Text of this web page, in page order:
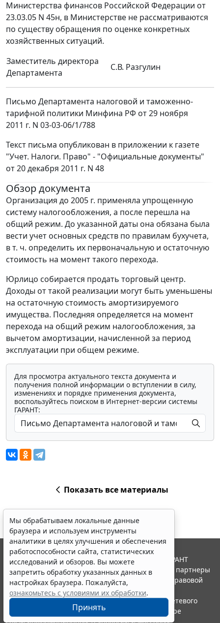
Министерства финансов Российской Федерации от
23.03.05 N 45н, в Министерстве не рассматриваются
по существу обращения по оценке конкретных
хозяйственных ситуаций.
Заместитель директора
Департамента
С.В. Разгулин
Письмо Департамента налоговой и таможенно-
тарифной политики Минфина РФ от 29 ноября
2011 г. N 03-03-06/1/788
Текст письма опубликован в приложении к газете
"Учет. Налоги. Право" - "Официальные документы"
от 20 декабря 2011 г. N 48
Обзор документа
Организация до 2005 г. применяла упрощенную
систему налогообложения, а после перешла на
общий режим. До указанной даты она обязана была
вести учет основных средств по правилам бухучета,
в т. ч. определить их первоначальную и остаточную
стоимость на момент такого перехода.
Юрлицо собирается продать торговый центр.
Доходы от такой реализации могут быть уменьшены
на остаточную стоимость амортизируемого
имущества. Последняя определяется на момент
перехода на общий режим налогообложения, за
вычетом амортизации, начисленной за период
эксплуатации при общем режиме.
Для просмотра актуального текста документа и
получения полной информации о вступлении в силу,
изменениях и порядке применения документа,
воспользуйтесь поиском в Интернет-версии системы
ГАРАНТ:
Показать все материалы
Мы обрабатываем локальные данные
браузера и используем инструменты
аналитики в целях улучшения и обеспечения
работоспособности сайта, статистических
исследований и обзоров. Вы можете
запретить обработку указанных данных в
настройках браузера. Пожалуйста,
ознакомьтесь с условиями их обработки.
Принять
© ООО "НПП "ГАРАНТ-СЕРВИС", 2026. Система ГАРАНТ
выпускается с 1990 года. Компания "Гарант" и ее партнеры
являются участниками Российской ассоциации правовой
информации ГАРАНТ.
Портал ГАРАНТ.РУ зарегистрирован в качестве сетевого
издания Федеральной службой по надзору в сфере